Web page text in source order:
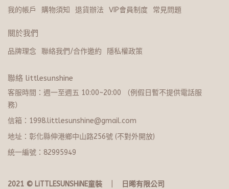
我的帳戶 購物須知 退貨辦法 VIP會員制度 常見問題
關於我們
品牌理念 聯絡我們/合作邀約 隱私權政策
聯絡 littlesunshine
客服時間：週一至週五 10:00~20:​0​0 （例假日暫不提供電話服
務）
信箱：1998.littlesunshine@gmail.com
地址：彰化縣伸港鄉中山路256號 (不對外開放)
統一編號：82995949
2021 © LiTTLESUNSHiNE童裝   ｜   日晞有限公司